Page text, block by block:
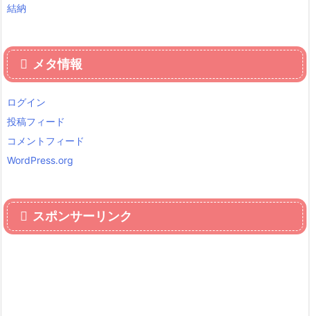
結納
メタ情報
ログイン
投稿フィード
コメントフィード
WordPress.org
スポンサーリンク